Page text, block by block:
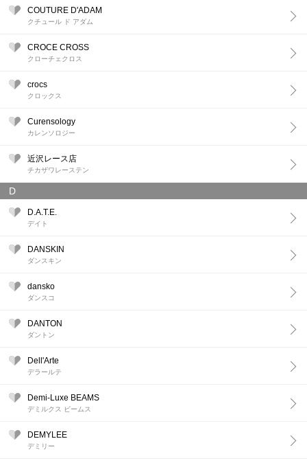
COUTURE D'ADAM
クチュール ド アダム
CROCE CROSS
クローチェクロス
crocs
クロックス
Curensology
カレンソロジー
近沢レース店
チカザワレーステン
D
D.A.T.E.
デイト
DANSKIN
ダンスキン
dansko
ダンスコ
DANTON
ダントン
Dell'Arte
デラールテ
Demi-Luxe BEAMS
デミルクス ビームス
DEMYLEE
デミリー